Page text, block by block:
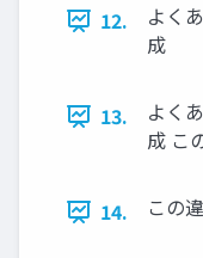
12.
よく
成
13.
よく
成 こ
14. この